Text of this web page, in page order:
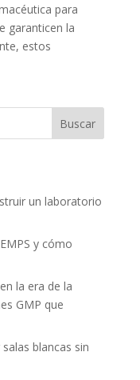
para
garanticen la
estos
Buscar
un laboratorio
y cómo
la era de la
GMP que
blancas sin